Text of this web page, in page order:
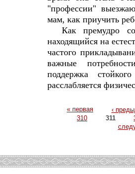
"профессии"
мам, как приучить
Как премудро
находящийся на
частого
важные
поддержка
расслабляется
Страницы« первая
‹
310
311